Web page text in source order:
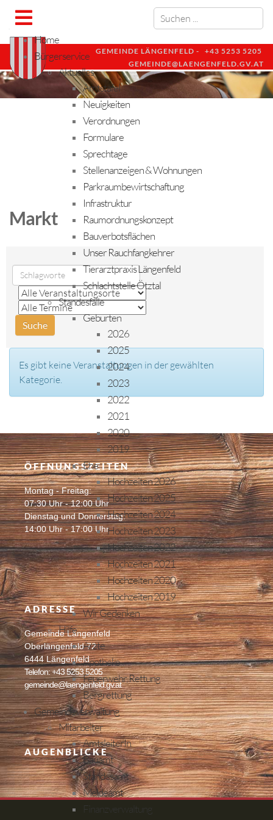
GEMEINDE LÄNGENFELD - +43 5253 5205
GEMEINDE@LAENGENFELD.GV.AT
Home
Bürgerservice
Aktuelles
Amtstafel
Neuigkeiten
Verordnungen
Formulare
Sprechtage
Stellenanzeigen & Wohnungen
Parkraumbewirtschaftung
Infrastruktur
Raumordnungskonzept
Bauverbotsflächen
Unser Rauchfangkehrer
Tierarztpraxis Längenfeld
Schlachtstelle Ötztal
Standesfälle
Geburten
2026
2025
2024
2023
2022
2021
2020
2019
Ehe
Hochzeiten 2026
Hochzeiten 2025
Hochzeiten 2024
Hochzeiten 2023
Hochzeiten 2022
Hochzeiten 2021
Hochzeiten 2020
Hochzeiten 2019
Wir Gedenken
Hilfe
Ärzte
Apotheke
Feuerwehr, Rettung
Bergrettung
Gemeindeverwaltung
Mitarbeiter
AmtsleiterIn
Bauamt
Standesamt
Meldeamt
Finanzverwaltung
Markt
Es gibt keine Veranstaltungen in der gewählten
Kategorie.
ÖFFNUNGSZEITEN
Montag - Freitag:
07:30 Uhr - 12:00 Uhr
Dienstag und Donnerstag:
14:00 Uhr - 17:00 Uhr
ADRESSE
Gemeinde Längenfeld
Oberlängenfeld 72
6444 Längenfeld
Telefon: +43 5253 5205
gemeinde@laengenfeld.gv.at
AUGENBLICKE